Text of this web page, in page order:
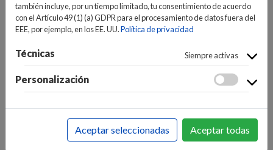
INICIO>INFORMÁTICA Y NUEVAS TECNOLOGÍAS>
PERIFÉRICOS
>S.A.I.> SAIS
también incluye, por un tiempo limitado, tu consentimiento de acuerdo
con el Artículo 49 (1) (a) GDPR para el procesamiento de datos fuera del
EEE, por ejemplo, en los EE. UU.Política de privacidad
Técnicas Siempre activas
Personalización
Aceptar seleccionadas Aceptar todas